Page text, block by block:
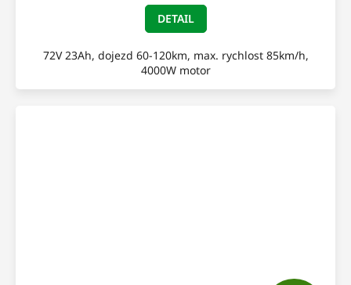
DETAIL
72V 23Ah, dojezd 60-120km, max. rychlost 85km/h,
4000W motor